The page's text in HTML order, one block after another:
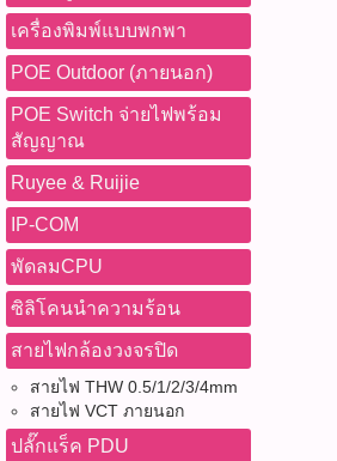
เครื่องพิมพ์แบบพกพา
POE Outdoor (ภายนอก)
POE Switch จ่ายไฟพร้อม
สัญญาณ
Ruyee & Ruijie
IP-COM
พัดลมCPU
ซิลิโคนนำความร้อน
สายไฟกล้องวงจรปิด
สายไฟ THW 0.5/1/2/3/4mm
สายไฟ VCT ภายนอก
ปลั๊กแร็ค PDU